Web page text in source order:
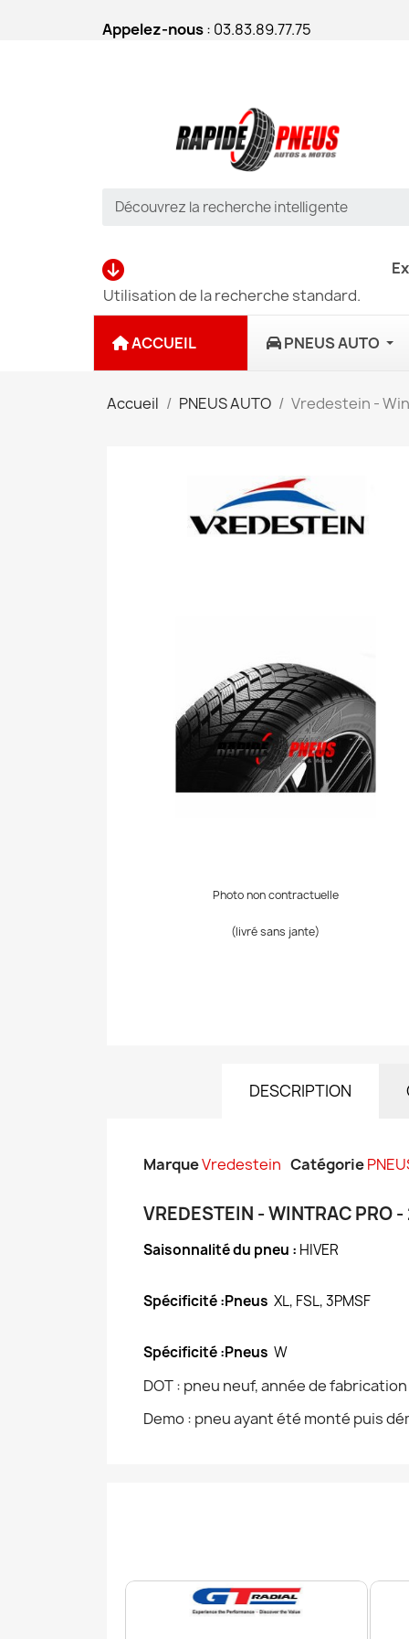
Appelez-nous: 03.83.89.77.75
Utilisation de la recherche standard.
ACCUEIL PNEUS AUTO
Accueil PNEUS AUTO Vredestein -
Photo non contractuelle
(livré sans jante)
DESCRIPTION
MarqueVredestein Catégorie
VREDESTEIN - WINTRAC PRO
Saisonnalité du pneu : HIVER
Spécificité :Pneus XL, FSL, 3PMSF
Spécificité :Pneus W
DOT : pneu neuf, année de
Demo : pneu ayant été monté puis